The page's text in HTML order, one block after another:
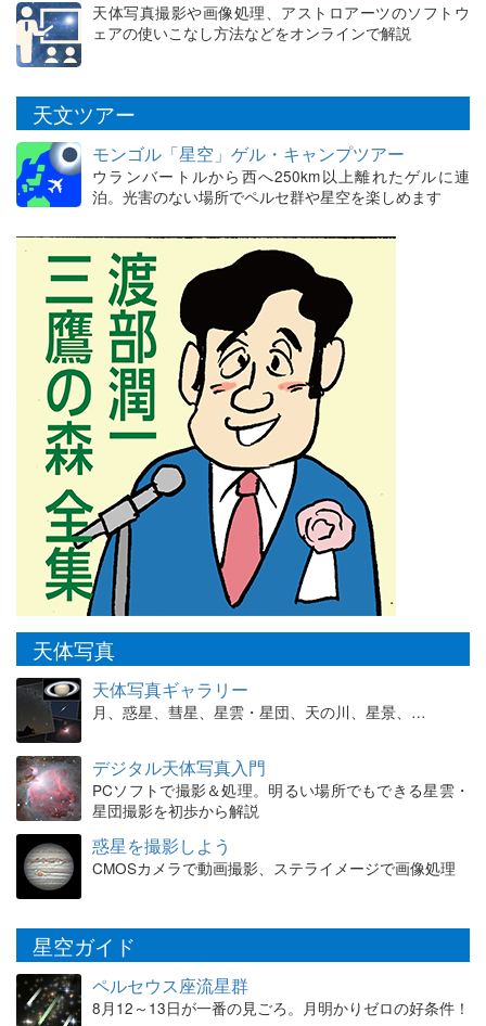
天体写真撮影や画像処理、アストロアーツのソフトウ
ェアの使いこなし方法などをオンラインで解説
天文ツアー
モンゴル「星空」ゲル・キャンプツアー
ウランバートルから西へ250km以上離れたゲルに連
泊。光害のない場所でペルセ群や星空を楽しめます
天体写真
天体写真ギャラリー
月、惑星、彗星、星雲・星団、天の川、星景、…
デジタル天体写真入門
PCソフトで撮影＆処理。明るい場所でもできる星雲・
星団撮影を初歩から解説
惑星を撮影しよう
CMOSカメラで動画撮影、ステライメージで画像処理
星空ガイド
ペルセウス座流星群
8月12～13日が一番の見ごろ。月明かりゼロの好条件！